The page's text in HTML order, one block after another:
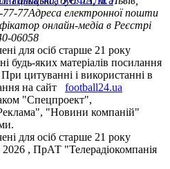
77-77Адреса електронної пошти
онлайн-медіа в Реєстрі
06058
для осіб старше 21 року
будь-яких матеріалів посилання
цитуванні і використанні в
на сайт
football24.ua
"Спецпроект",
"Новини компаній"
для осіб старше 21 року
2026 , ПрАТ "Телерадіокомпанія